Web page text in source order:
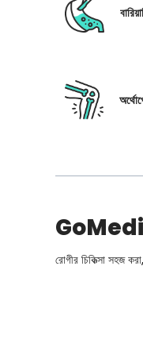
রোগীর চিকিত্সা সহজ